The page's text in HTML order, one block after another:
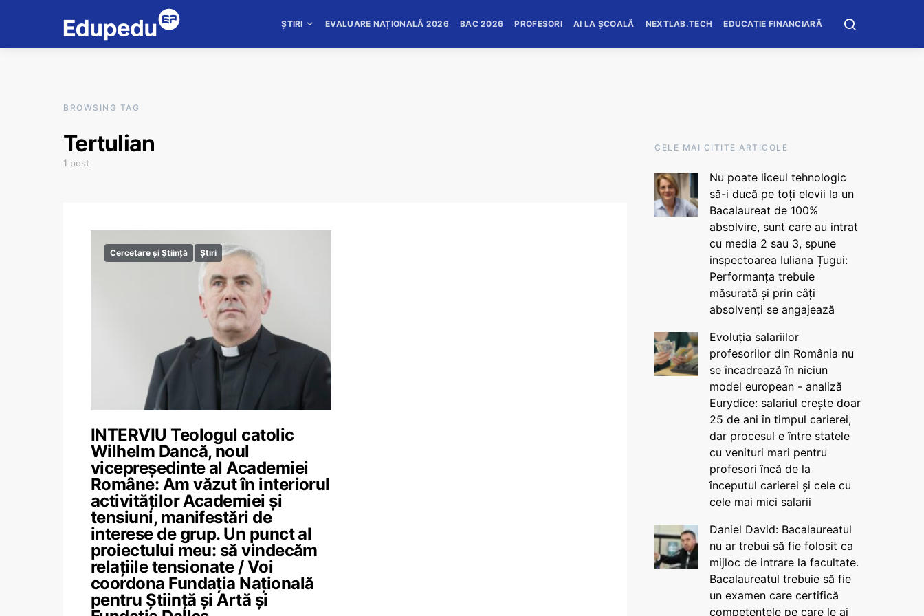
ȘTIRI EVALUARE NAȚIONALĂ 2026 BAC 2026 PROFESORI AI LA ȘCOALĂ NEXTLAB.TECH EDUCAȚIE FINANCIARĂ
BROWSING TAG
Tertulian
1 post
Cercetare și Știință Știri
INTERVIU Teologul catolic
Wilhelm Dancă, noul
vicepreședinte al Academiei
Române: Am văzut în interiorul
activităților Academiei și
tensiuni, manifestări de
interese de grup. Un punct al
proiectului meu: să vindecăm
relațiile tensionate / Voi
coordona Fundația Națională
pentru Știință și Artă și
CELE MAI CITITE ARTICOLE
Nu poate liceul tehnologic
să-i ducă pe toți elevii la un
Bacalaureat de 100%
absolvire, sunt care au intrat
cu media 2 sau 3, spune
inspectoarea Iuliana Țugui:
Performanța trebuie
măsurată și prin câți
absolvenți se angajează
Evoluția salariilor
profesorilor din România nu
se încadrează în niciun
model european - analiză
Eurydice: salariul crește doar
25 de ani în timpul carierei,
dar procesul e între statele
cu venituri mari pentru
profesori încă de la
începutul carierei și cele cu
cele mai mici salarii
Daniel David: Bacalaureatul
nu ar trebui să fie folosit ca
mijloc de intrare la facultate.
Bacalaureatul trebuie să fie
un examen care certifică
competențele pe care le ai